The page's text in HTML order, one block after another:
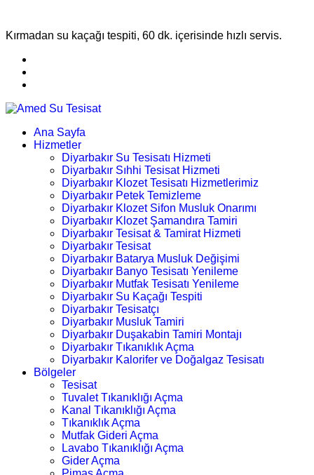
Kırmadan su kaçağı tespiti, 60 dk. içerisinde hızlı servis.
Ana Sayfa
Hizmetler
Diyarbakır Su Tesisatı Hizmeti
Diyarbakır Sıhhi Tesisat Hizmeti
Diyarbakır Klozet Tesisatı Hizmetlerimiz
Diyarbakır Petek Temizleme
Diyarbakır Klozet Sifon Musluk Onarımı
Diyarbakır Klozet Şamandıra Tamiri
Diyarbakır Tesisat & Tamirat Hizmeti
Diyarbakır Tesisat
Diyarbakır Batarya Musluk Değişimi
Diyarbakır Banyo Tesisatı Yenileme
Diyarbakır Mutfak Tesisatı Yenileme
Diyarbakır Su Kaçağı Tespiti
Diyarbakır Tesisatçı
Diyarbakır Musluk Tamiri
Diyarbakır Duşakabin Tamiri Montajı
Diyarbakır Tıkanıklık Açma
Diyarbakır Kalorifer ve Doğalgaz Tesisatı
Bölgeler
Tesisat
Tuvalet Tıkanıklığı Açma
Kanal Tıkanıklığı Açma
Tıkanıklık Açma
Mutfak Gideri Açma
Lavabo Tıkanıklığı Açma
Gider Açma